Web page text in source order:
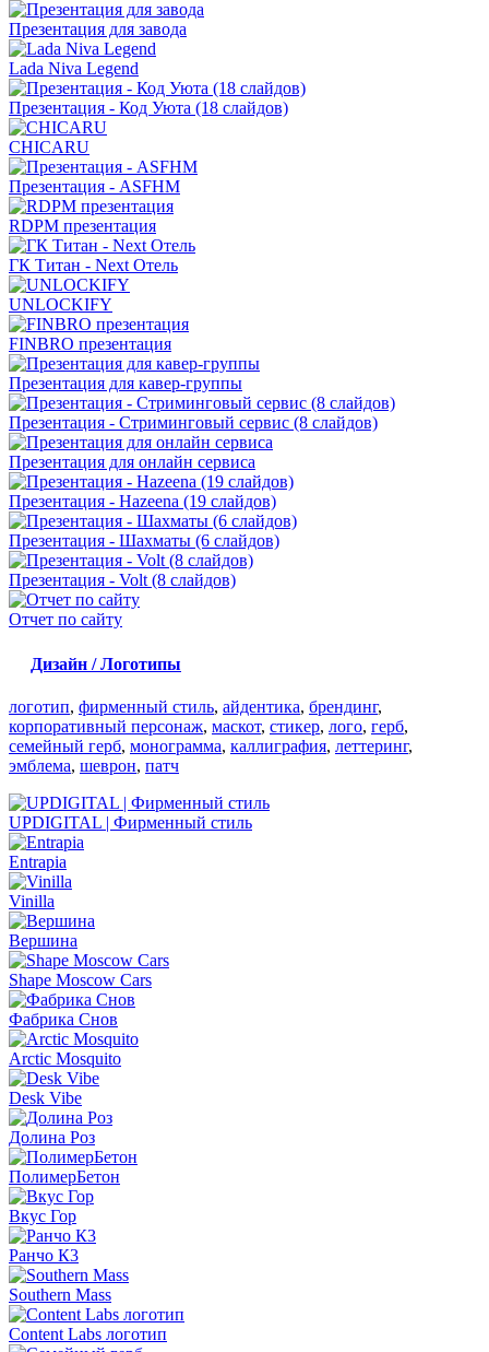
Презентация для завода
Lada Niva Legend
Презентация - Код Уюта (18 слайдов)
CHICARU
Презентация - ASFHM
RDPM презентация
ГК Титан - Next Отель
UNLOCKIFY
FINBRO презентация
Презентация для кавер-группы
Презентация - Стриминговый сервис (8 слайдов)
Презентация для онлайн сервиса
Презентация - Hazeena (19 слайдов)
Презентация - Шахматы (6 слайдов)
Презентация - Volt (8 слайдов)
Отчет по сайту
Дизайн / Логотипы
логотип, фирменный стиль, айдентика, брендинг,
корпоративный персонаж, маскот, стикер, лого, герб,
семейный герб, монограмма, каллиграфия, леттеринг,
эмблема, шеврон, патч
UPDIGITAL | Фирменный стиль
Entrapia
Vinilla
Вершина
Shape Moscow Cars
Фабрика Снов
Arctic Mosquito
Desk Vibe
Долина Роз
ПолимерБетон
Вкус Гор
Ранчо К3
Southern Mass
Content Labs логотип